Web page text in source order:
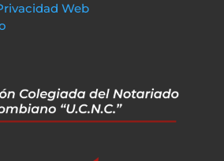
Web